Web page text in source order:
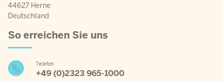
44627 Herne
Deutschland
So erreichen Sie uns
Telefon
+49 (0)2323 965-1000